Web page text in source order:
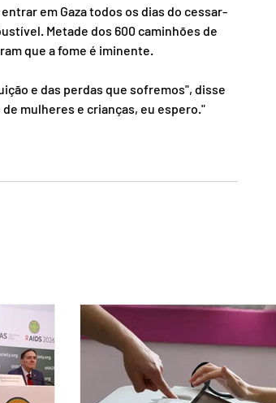
em Gaza todos os dias do cessar-
Metade dos 600 caminhões de
que a fome é iminente.
e das perdas que sofremos", disse
mulheres e crianças, eu espero."